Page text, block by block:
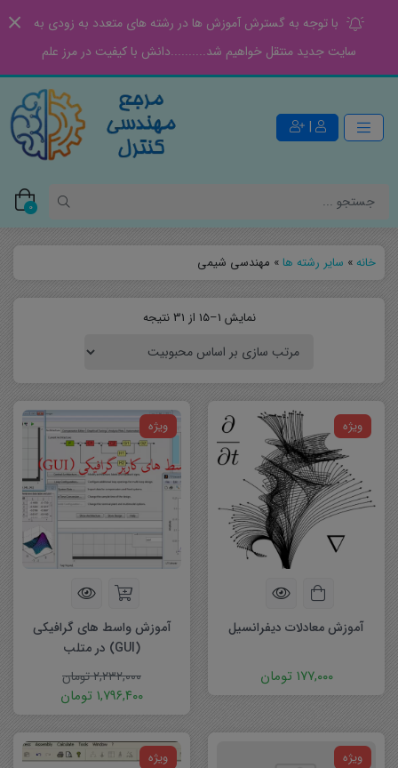
با توجه به گسترش آموزش ها در رشته های متعدد به زودی به
سایت جدید منتقل خواهیم شد..........دانش با کیفیت در مرز علم
|
0
خانه» سایر رشته ها » مهندسی شیمی
نمایش 1–15 از 31 نتیجه
ویژه
آموزش معادلات دیفرانسیل
۱۷۷,۰۰۰ تومان
ویژه
آموزش واسط های گرافیکی
(GUI) در متلب
۲,۲۳۲,۰۰۰تومان
۱,۷۹۶,۴۰۰ تومان
ویژه ویژه